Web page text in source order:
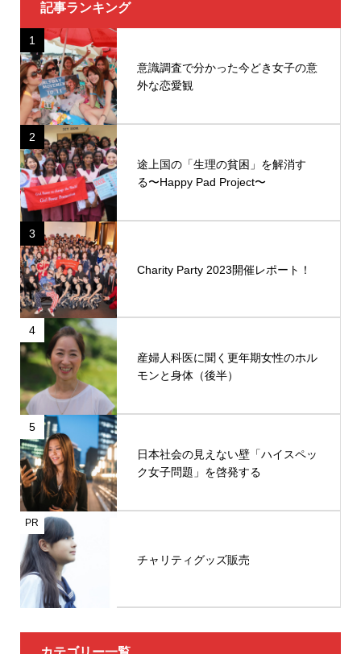
記事ランキング
1
意識調査で分かった今どき女子の意
外な恋愛観
2
途上国の「生理の貧困」を解消す
る〜Happy Pad Project〜
3
Charity Party 2023開催レポート！
4
産婦人科医に聞く更年期女性のホル
モンと身体（後半）
5
日本社会の見えない壁「ハイスペッ
ク女子問題」を啓発する
PR
チャリティグッズ販売